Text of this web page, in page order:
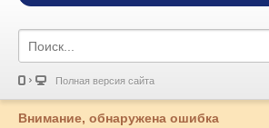
Полная версия сайта
Внимание, обнаружена ошибка